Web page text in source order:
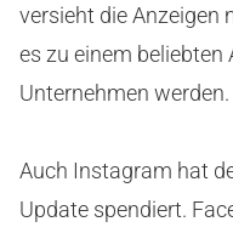
versieht die Anzeigen
es zu einem
Unternehmen werden.
Auch Instagram hat
Update spendiert.